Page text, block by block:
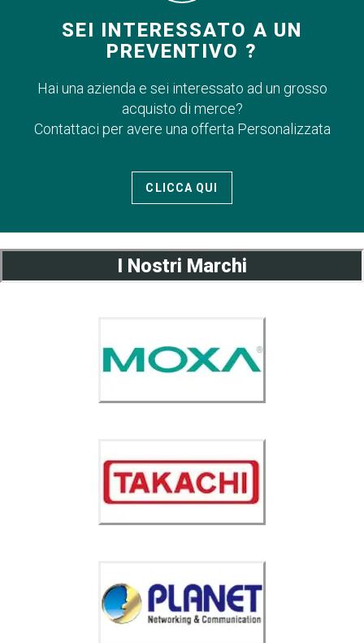
SEI INTERESSATO A UN
PREVENTIVO ?
Hai una azienda e sei interessato ad un grosso
acquisto di merce?
Contattaci per avere una offerta Personalizzata
CLICCA QUI
I Nostri Marchi